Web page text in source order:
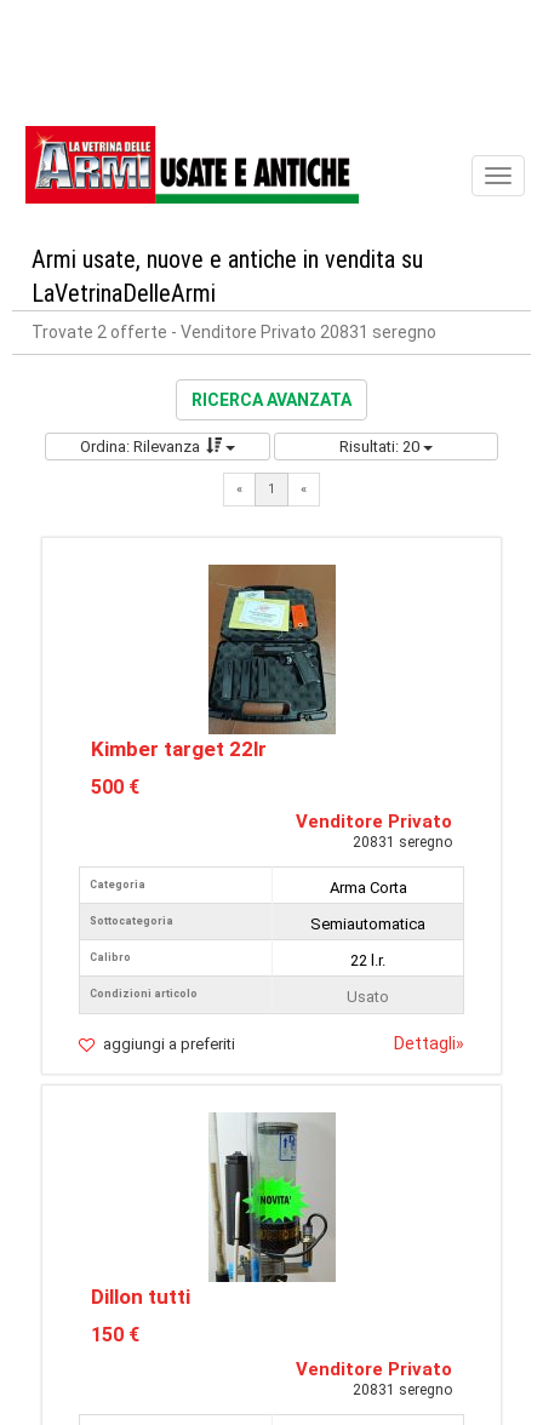
Armi usate, nuove e antiche in vendita su
LaVetrinaDelleArmi
Trovate 2 offerte - Venditore Privato 20831 seregno
RICERCA AVANZATA
Ordina: Rilevanza Risultati: 20
« 1 «
Kimber target 22lr
500 €
Venditore Privato
20831 seregno
Categoria
Sottocategoria
Calibro
Condizioni articolo
Arma Corta
Semiautomatica
22 l.r.
Usato
aggiungi a preferiti Dettagli»
Dillon tutti
150 €
Venditore Privato
20831 seregno